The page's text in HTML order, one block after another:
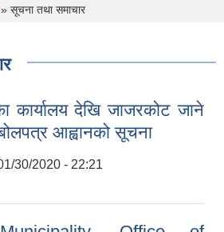
सूचना तथा समाचार
कार्यालय देखि जाजरकोट जाने
बोलपत्र आह्वानको सूचना
30/2020 - 22:21